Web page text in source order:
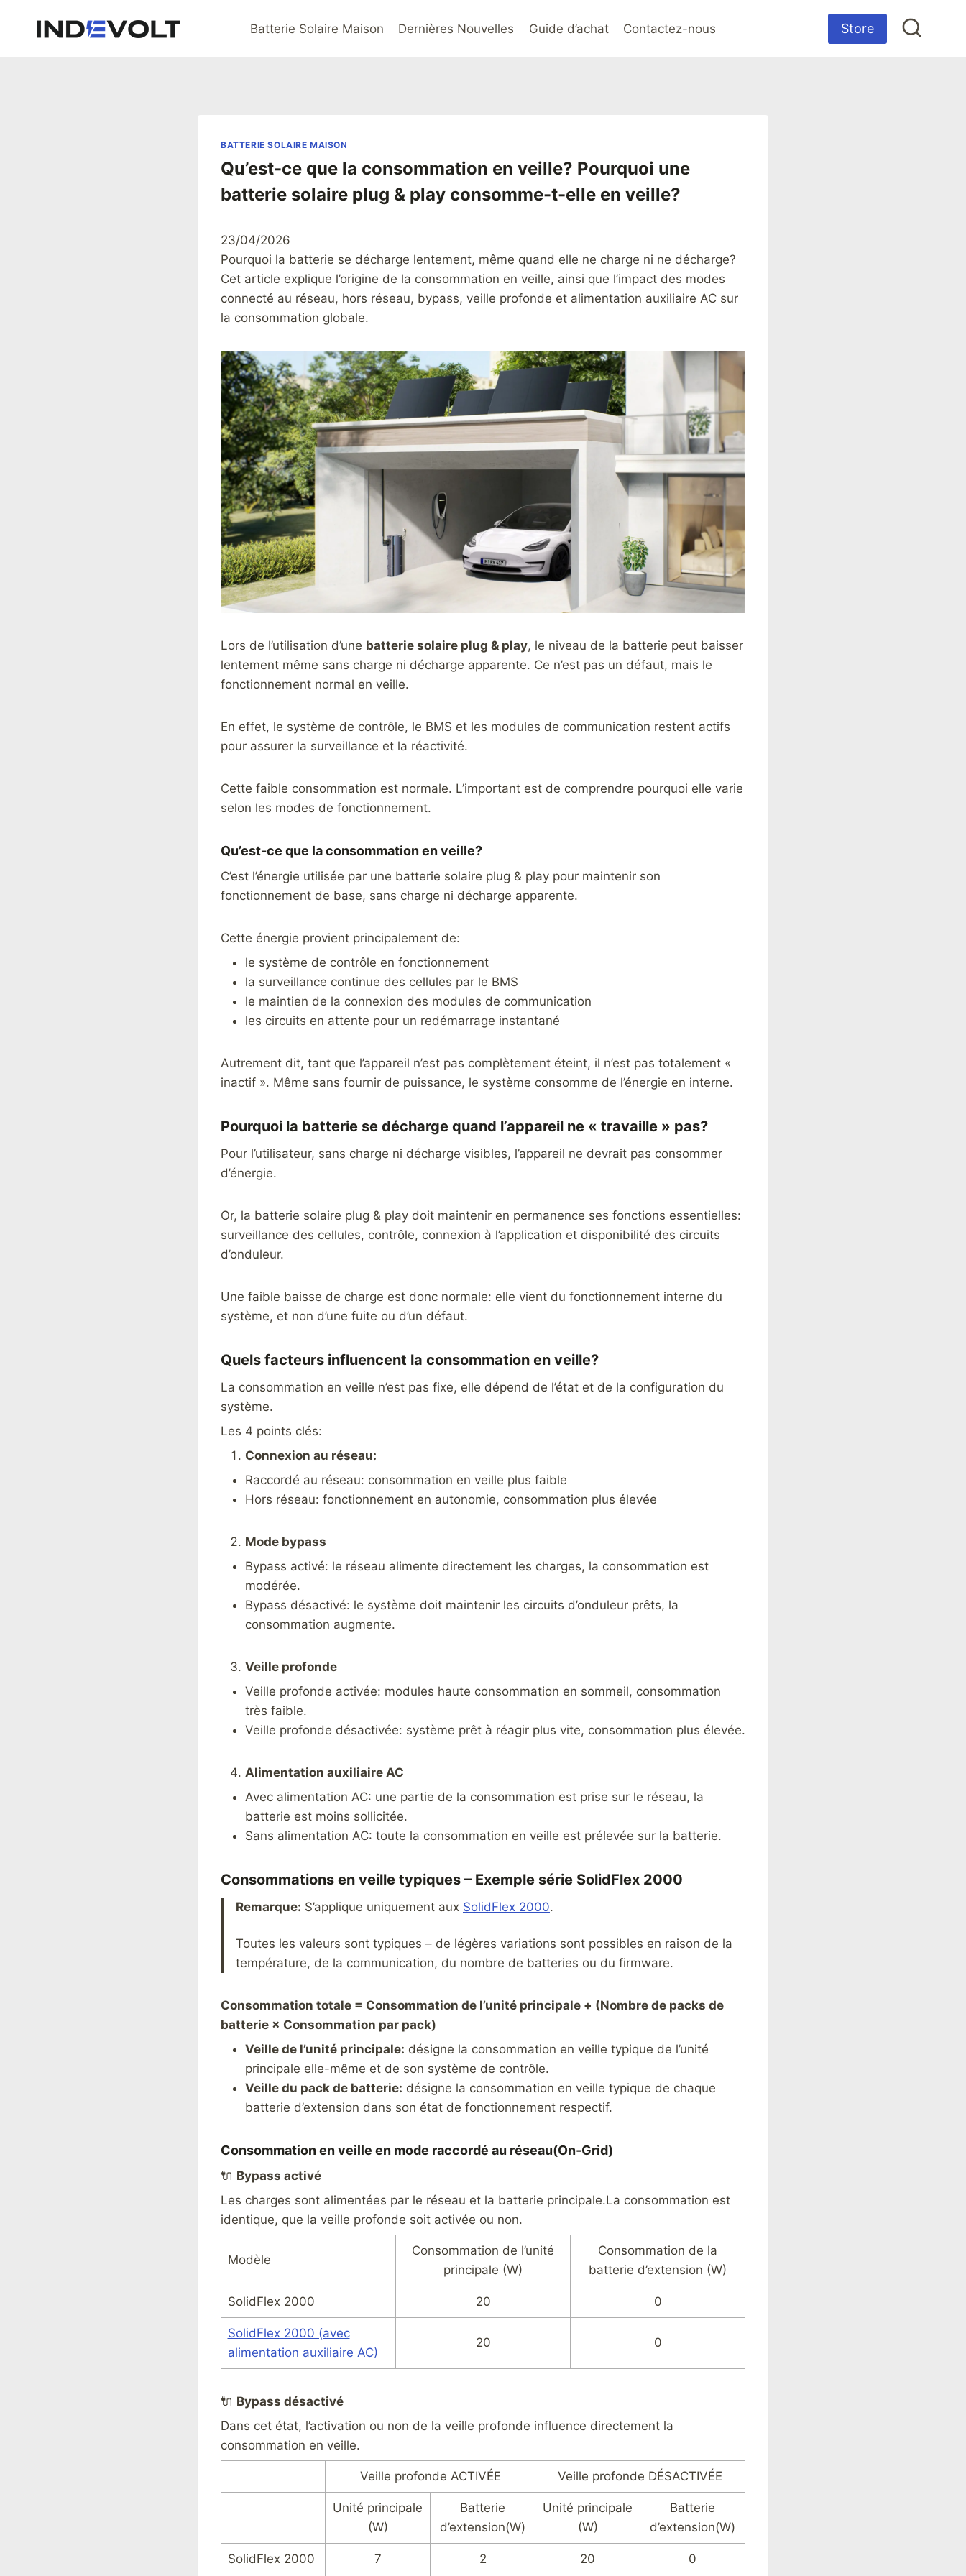
Batterie Solaire Maison Dernières Nouvelles Guide d’achat Contactez-nous Store
BATTERIE SOLAIRE MAISON
Qu’est-ce que la consommation en veille? Pourquoi une
batterie solaire plug & play consomme-t-elle en veille?
23/04/2026
Pourquoi la batterie se décharge lentement, même quand elle ne charge ni ne décharge?
Cet article explique l’origine de la consommation en veille, ainsi que l’impact des modes
connecté au réseau, hors réseau, bypass, veille profonde et alimentation auxiliaire AC sur
la consommation globale.
Lors de l’utilisation d’une batterie solaire plug & play, le niveau de la batterie peut baisser
lentement même sans charge ni décharge apparente. Ce n’est pas un défaut, mais le
fonctionnement normal en veille.
En effet, le système de contrôle, le BMS et les modules de communication restent actifs
pour assurer la surveillance et la réactivité.
Cette faible consommation est normale. L’important est de comprendre pourquoi elle varie
selon les modes de fonctionnement.
Qu’est-ce que la consommation en veille?
C’est l’énergie utilisée par une batterie solaire plug & play pour maintenir son
fonctionnement de base, sans charge ni décharge apparente.
Cette énergie provient principalement de:
le système de contrôle en fonctionnement
la surveillance continue des cellules par le BMS
le maintien de la connexion des modules de communication
les circuits en attente pour un redémarrage instantané
Autrement dit, tant que l’appareil n’est pas complètement éteint, il n’est pas totalement «
inactif ». Même sans fournir de puissance, le système consomme de l’énergie en interne.
Pourquoi la batterie se décharge quand l’appareil ne « travaille » pas?
Pour l’utilisateur, sans charge ni décharge visibles, l’appareil ne devrait pas consommer
d’énergie.
Or, la batterie solaire plug & play doit maintenir en permanence ses fonctions essentielles:
surveillance des cellules, contrôle, connexion à l’application et disponibilité des circuits
d’onduleur.
Une faible baisse de charge est donc normale: elle vient du fonctionnement interne du
système, et non d’une fuite ou d’un défaut.
Quels facteurs influencent la consommation en veille?
La consommation en veille n’est pas fixe, elle dépend de l’état et de la configuration du
système.
Les 4 points clés:
Connexion au réseau:
Raccordé au réseau: consommation en veille plus faible
Hors réseau: fonctionnement en autonomie, consommation plus élevée
Mode bypass
Bypass activé: le réseau alimente directement les charges, la consommation est
modérée.
Bypass désactivé: le système doit maintenir les circuits d’onduleur prêts, la
consommation augmente.
Veille profonde
Veille profonde activée: modules haute consommation en sommeil, consommation
très faible.
Veille profonde désactivée: système prêt à réagir plus vite, consommation plus élevée.
Alimentation auxiliaire AC
Avec alimentation AC: une partie de la consommation est prise sur le réseau, la
batterie est moins sollicitée.
Sans alimentation AC: toute la consommation en veille est prélevée sur la batterie.
Consommations en veille typiques – Exemple série SolidFlex 2000
Remarque: S’applique uniquement aux SolidFlex 2000.
Toutes les valeurs sont typiques – de légères variations sont possibles en raison de la
température, de la communication, du nombre de batteries ou du firmware.
Consommation totale = Consommation de l’unité principale + (Nombre de packs de
batterie × Consommation par pack)
Veille de l’unité principale: désigne la consommation en veille typique de l’unité
principale elle-même et de son système de contrôle.
Veille du pack de batterie: désigne la consommation en veille typique de chaque
batterie d’extension dans son état de fonctionnement respectif.
Consommation en veille en mode raccordé au réseau(On‑Grid)
🔌 Bypass activé
Les charges sont alimentées par le réseau et la batterie principale.La consommation est
identique, que la veille profonde soit activée ou non.
Modèle
Consommation de l’unité
principale (W)
Consommation de la
batterie d’extension (W)
SolidFlex 2000 20 0
SolidFlex 2000 (avec
alimentation auxiliaire AC)
20 0
🔌 Bypass désactivé
Dans cet état, l’activation ou non de la veille profonde influence directement la
consommation en veille.
Veille profonde ACTIVÉE Veille profonde DÉSACTIVÉE
Unité principale
(W)
Batterie
d’extension(W)
Unité principale
(W)
Batterie
d’extension(W)
SolidFlex 2000 7 2 20 0